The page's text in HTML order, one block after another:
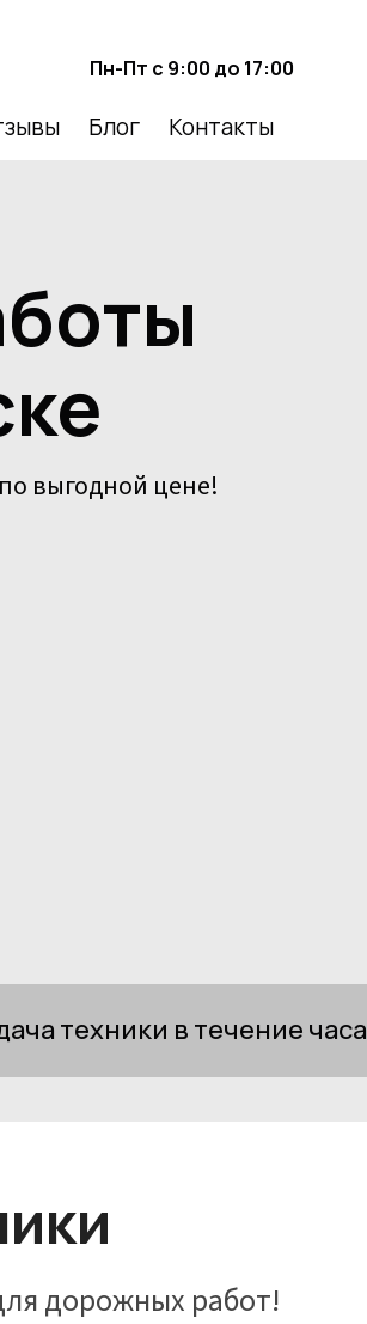
Пн-Пт с 9:00 до 17:00
Блог Контакты
выгодной цене!
техники в течение часа
дорожных работ!